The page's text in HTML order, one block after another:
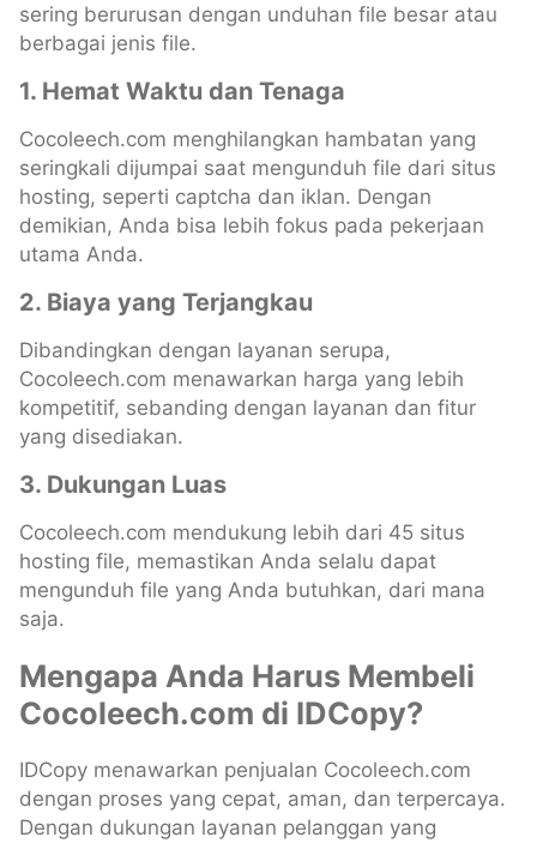
sering berurusan dengan unduhan file besar atau
berbagai jenis file.
1. Hemat Waktu dan Tenaga
Cocoleech.com menghilangkan hambatan yang
seringkali dijumpai saat mengunduh file dari situs
hosting, seperti captcha dan iklan. Dengan
demikian, Anda bisa lebih fokus pada pekerjaan
utama Anda.
2. Biaya yang Terjangkau
Dibandingkan dengan layanan serupa,
Cocoleech.com menawarkan harga yang lebih
kompetitif, sebanding dengan layanan dan fitur
yang disediakan.
3. Dukungan Luas
Cocoleech.com mendukung lebih dari 45 situs
hosting file, memastikan Anda selalu dapat
mengunduh file yang Anda butuhkan, dari mana
saja.
Mengapa Anda Harus Membeli
Cocoleech.com di IDCopy?
IDCopy menawarkan penjualan Cocoleech.com
dengan proses yang cepat, aman, dan terpercaya.
Dengan dukungan layanan pelanggan yang